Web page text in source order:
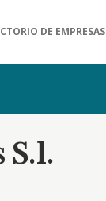
DE EMPRESAS
S.l.